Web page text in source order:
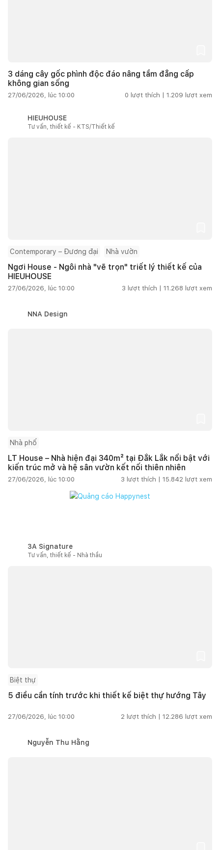
3 dáng cây gốc phình độc đáo nâng tầm đẳng cấp
không gian sống
27/06/2026, lúc 10:00 0 lượt thích | 1.209 lượt xem
HIEUHOUSE
Tư vấn, thiết kế - KTS/Thiết kế
Contemporary – Đương đại Nhà vườn
Ngơi House - Ngôi nhà "vẽ trọn" triết lý thiết kế của
HIEUHOUSE
27/06/2026, lúc 10:00 3 lượt thích | 11.268 lượt xem
NNA Design
Nhà phố
LT House – Nhà hiện đại 340m² tại Đắk Lắk nổi bật với
kiến trúc mở và hệ sân vườn kết nối thiên nhiên
27/06/2026, lúc 10:00 3 lượt thích | 15.842 lượt xem
3A Signature
Tư vấn, thiết kế - Nhà thầu
Biệt thự
5 điều cần tính trước khi thiết kế biệt thự hướng Tây
27/06/2026, lúc 10:00 2 lượt thích | 12.286 lượt xem
Nguyễn Thu Hằng